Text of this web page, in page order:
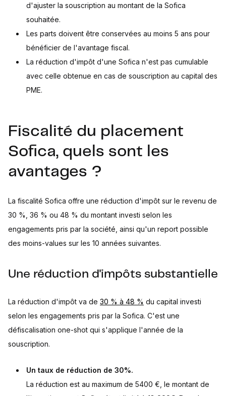
d'ajuster la souscription au montant de la Sofica
souhaitée.
Les parts doivent être conservées au moins 5 ans pour
bénéficier de l'avantage fiscal.
La réduction d'impôt d'une Sofica n'est pas cumulable
avec celle obtenue en cas de souscription au capital des
PME.
Fiscalité du placement
Sofica, quels sont les
avantages ?
La fiscalité Sofica offre une réduction d'impôt sur le revenu de
30 %, 36 % ou 48 % du montant investi selon les
engagements pris par la société, ainsi qu'un report possible
des moins-values sur les 10 années suivantes.
Une réduction d'impôts substantielle
La réduction d'impôt va de 30 % à 48 % du capital investi
selon les engagements pris par la Sofica. C'est une
défiscalisation one-shot qui s'applique l'année de la
souscription.
Un taux de réduction de 30%.
La réduction est au maximum de 5400 €, le montant de